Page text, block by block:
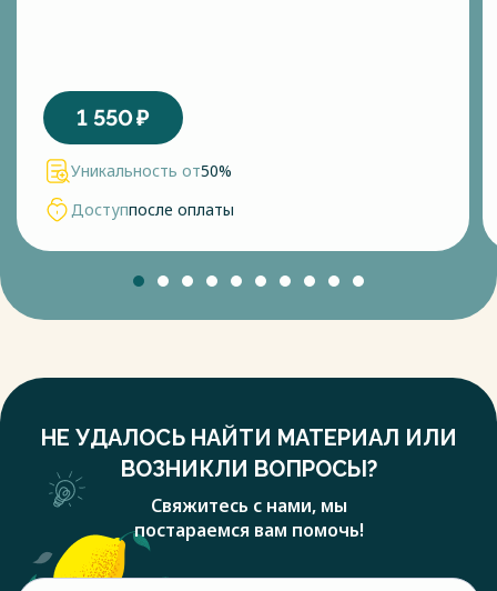
1 550₽
Уникальность от50%
Доступпосле оплаты
НЕ УДАЛОСЬ НАЙТИ МАТЕРИАЛ ИЛИ
ВОЗНИКЛИ ВОПРОСЫ?
Свяжитесь с нами, мы
постараемся вам помочь!